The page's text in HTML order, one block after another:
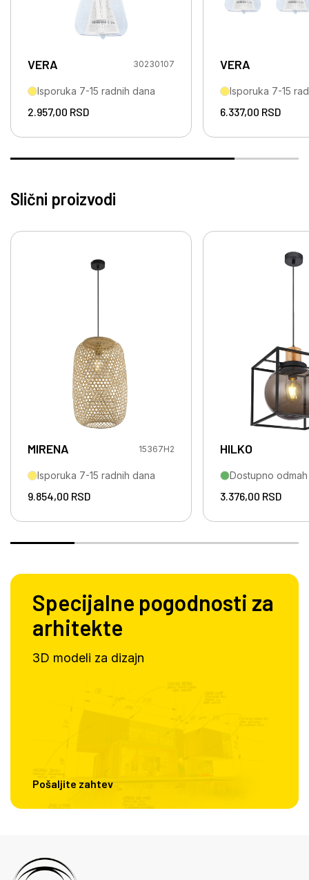
VERA 30230107
Isporuka 7-15 radnih dana
2.957,00 RSD
VERA
Isporuka 7-15
6.337,00 RSD
Slični proizvodi
MIRENA 15367H2
Isporuka 7-15 radnih dana
9.854,00 RSD
HILKO
Dostupno odmah
3.376,00 RSD
Specijalne pogodnosti za
arhitekte
3D modeli za dizajn
Pošaljite zahtev